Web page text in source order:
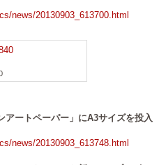
news/20130903_613700.html
アートペーパー」にA3サイズを投入
news/20130903_613748.html